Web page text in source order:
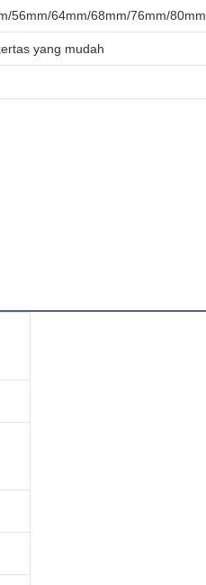
56mm/64mm/68mm/76mm/80mm
yang mudah